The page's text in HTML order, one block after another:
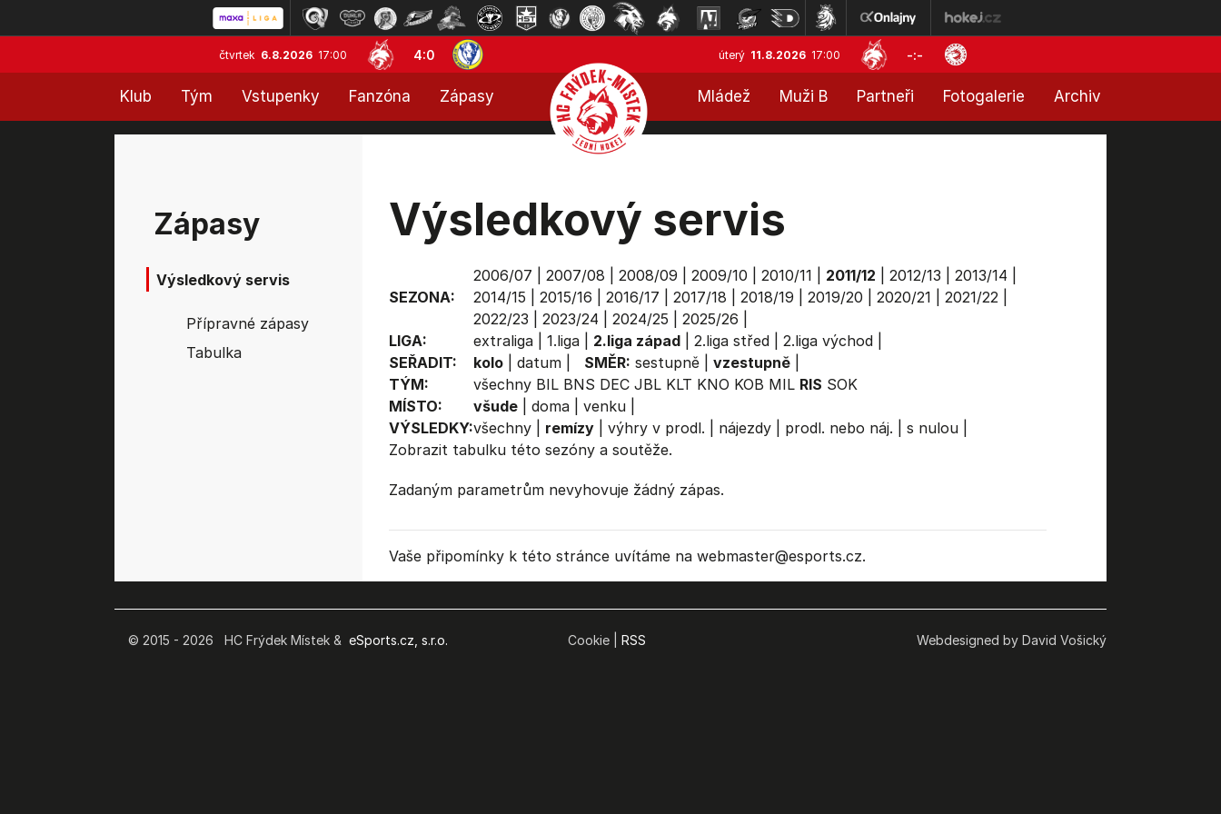
čtvrtek 6.8.2026 17:00 4:0 úterý 11.8.2026 17:00 -:-
Klub Tým Vstupenky Fanzóna Zápasy Mládež Muži B Partneři Fotogalerie Archiv
Zápasy
Výsledkový servis
Přípravné zápasy
Tabulka
Výsledkový servis
SEZONA:
2006/07 2007/08 2008/09 2009/10 2010/11 2011/12 2012/13 2013/14
2014/15
2015/16 2016/17 2017/18 2018/19 2019/20 2020/21 2021/22|
2022/23
2023/24 2024/25 2025/26
LIGA:
extraliga| 1.liga| 2.liga západ| 2.liga střed| 2.liga východ|
SEŘADIT:
kolo| datum| SMĚR: sestupně| vzestupně|
TÝM:
všechny BIL BNS DEC JBL KLT KNO KOB MIL RIS SOK
MÍSTO:
všude| doma| venku|
VÝSLEDKY:všechny| remízy| výhry v prodl. nájezdy| prodl. nebo náj. s nulou|
Zobrazit tabulkutéto sezóny a soutěže.
Zadaným parametrům nevyhovuje žádný zápas.
Vaše připomínky k této stránce uvítáme na webmaster@esports.cz.
© 2015 - 2026 HC Frýdek Místek &eSports.cz, s.r.o. Cookie | RSS Webdesigned by David Vošický